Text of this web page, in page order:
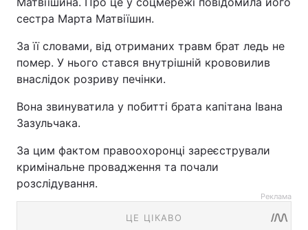
сестра Марта Матвіїшин.
За її словами, від отриманих травм брат ледь не
помер. У нього стався внутрішній крововилив
внаслідок розриву печінки.
Вона звинуватила у побитті брата капітана Івана
Зазульчака.
За цим фактом правоохоронці зареєстрували
кримінальне провадження та почали
розслідування.
Реклама